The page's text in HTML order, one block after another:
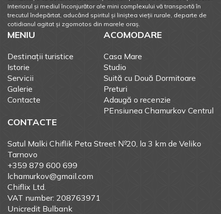
Interiorul și mediul înconjurător ale mini complexului vă transportă în
trecutul îndepărtat, aducând spiritul și liniștea vieții rurale, departe de
cotidianul agitat și zgomotos din marele oraș.
MENIU
Destinații turistice
Istorie
Servicii
Galerie
Contacte
ACOMODARE
Casa Mare
Studio
Suită cu Două Dormitoare
Preturi
Adaugă o recenzie
PEnsiunea Chamurkov Centrul
CONTACTE
Satul Malki Chiflik Peta Street №20, la 3 km de Veliko
Tarnovo
+359 879 600 699
lchamurkov@gmail.com
Chiflix Ltd.
VAT number: 208763971
Unicredit Bulbank